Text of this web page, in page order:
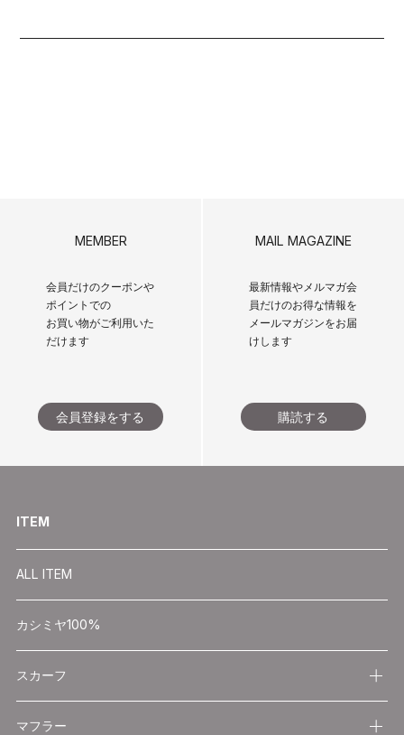
MEMBER
会員だけのクーポンや
ポイントでの
お買い物がご利用いた
だけます
会員登録をする
MAIL MAGAZINE
最新情報やメルマガ会
員だけのお得な情報を
メールマガジンをお届
けします
購読する
ITEM
ALL ITEM
カシミヤ100%
スカーフ
マフラー